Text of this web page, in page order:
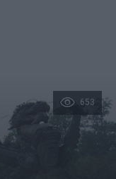
653